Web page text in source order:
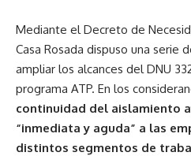
Mediante el Decreto de
Casa Rosada dispuso una serie
ampliar los alcances del DNU
programa ATP. En los
continuidad del aislamiento
“inmediata y aguda” a las
distintos segmentos de